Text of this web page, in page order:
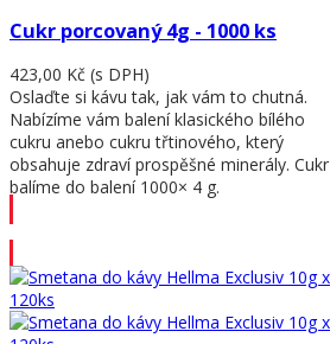
Cukr porcovaný 4g - 1000 ks
423,00 Kč (s DPH)
Oslaďte si kávu tak, jak vám to chutná.
Nabízíme vám balení klasického bílého
cukru anebo cukru třtinového, který
obsahuje zdraví prospěšné minerály. Cukr
balíme do balení 1000× 4 g.